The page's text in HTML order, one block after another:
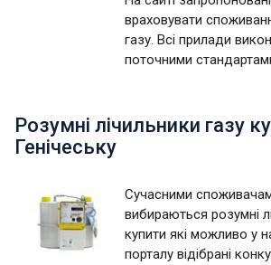
враховувати
газу. Всі прилади
поточними
Розумні лічильники газу
Генічеську
Сучасними
вибираються розумні
купити які можливо у
порталу відібрані